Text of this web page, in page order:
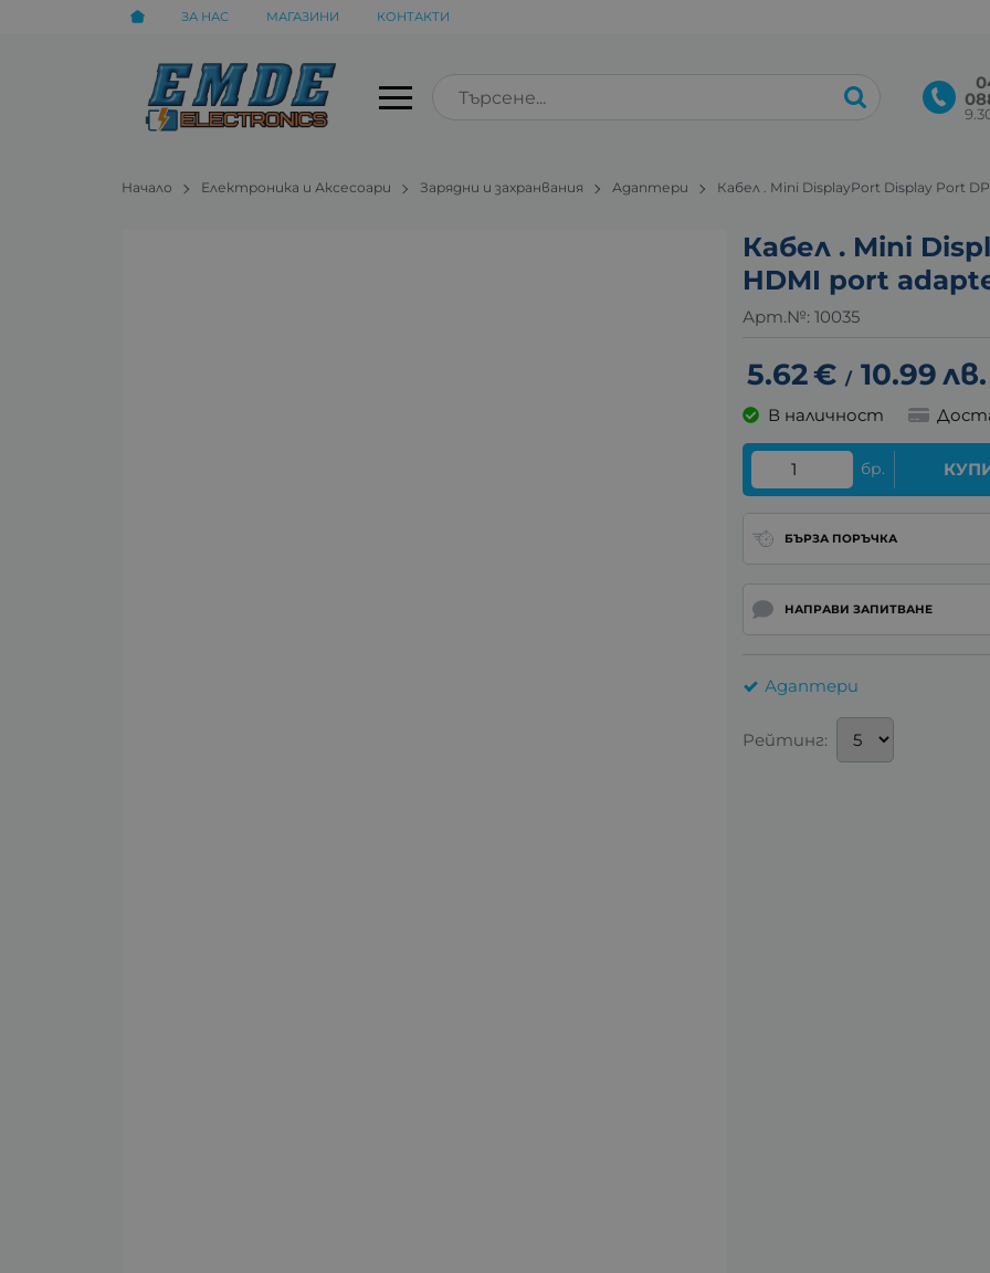
ЗА НАС МАГАЗИНИ КОНТАКТИ
Начало Електроника и Аксесоари Зарядни и захранвания Адаптери Кабел . Mini DisplayPort Display Port
Кабел . Mini
HDMI port
Арт.№: 10035
5.62€ / 10.99лв.
В наличност
бр.
БЪРЗА ПОРЪЧКА
НАПРАВИ ЗАПИТВАНЕ
Адаптери
Рейтинг: